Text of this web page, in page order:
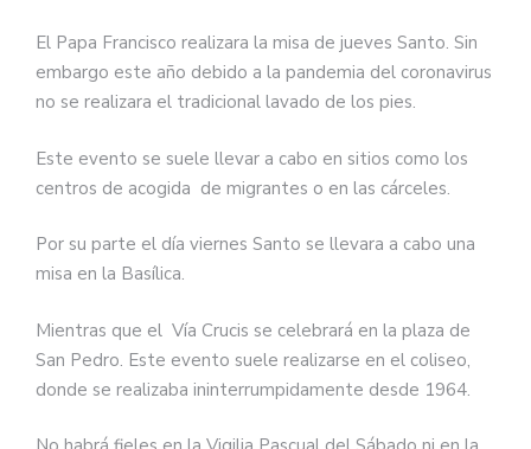
El Papa Francisco realizara la misa de jueves Santo. Sin
embargo este año debido a la pandemia del coronavirus
no se realizara el tradicional lavado de los pies.
Este evento se suele llevar a cabo en sitios como los
centros de acogida de migrantes o en las cárceles.
Por su parte el día viernes Santo se llevara a cabo una
misa en la Basílica.
Mientras que el Vía Crucis se celebrará en la plaza de
San Pedro. Este evento suele realizarse en el coliseo,
donde se realizaba ininterrumpidamente desde 1964.